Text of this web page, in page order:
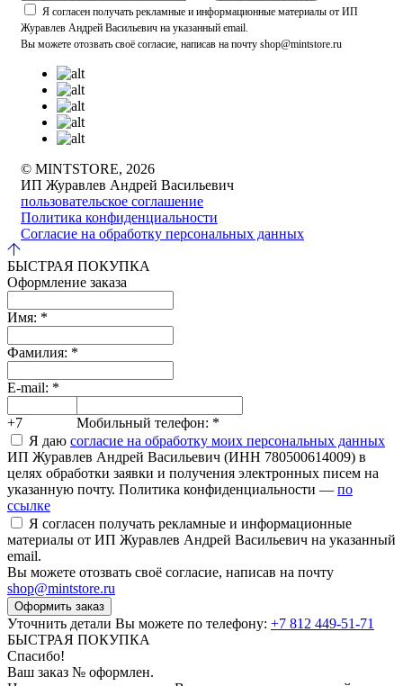
Я согласен получать рекламные и информационные материалы от ИП
Журавлев Андрей Васильевич на указанный email.
Вы можете отозвать своё согласие, написав на почту shop@mintstore.ru
© MINTSTORE, 2026
ИП Журавлев Андрей Васильевич
пользовательское соглашение
Политика конфиденциальности
Согласие на обработку персональных данных
БЫСТРАЯ ПОКУПКА
Оформление заказа
Имя: *
Фамилия: *
E-mail: *
+7 Мобильный телефон: *
Я даю согласие на обработку моих персональных данных
ИП Журавлев Андрей Васильевич (ИНН 780500614009) в
целях обработки заявки и получения электронных писем на
указанную почту. Политика конфиденциальности — по
ссылке
Я согласен получать рекламные и информационные
материалы от ИП Журавлев Андрей Васильевич на указанный
email.
Вы можете отозвать своё согласие, написав на почту
shop@mintstore.ru
Оформить заказ
Уточнить детали Вы можете по телефону: +7 812 449-51-71
БЫСТРАЯ ПОКУПКА
Спасибо!
Ваш заказ № оформлен.